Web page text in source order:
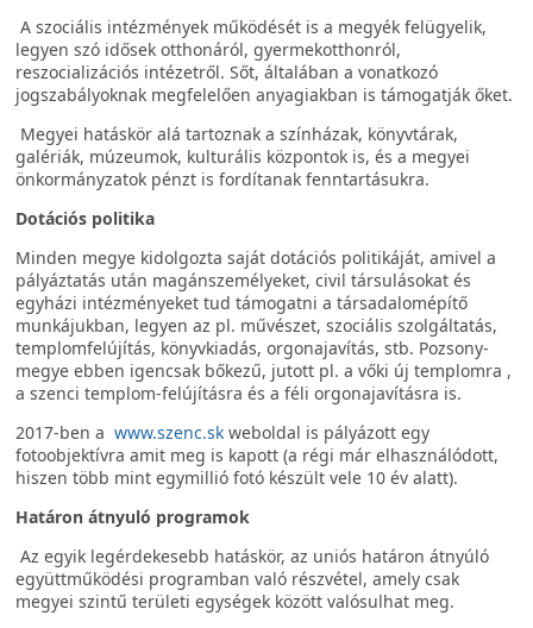
A szociális intézmények működését is a megyék felügyelik,
legyen szó idősek otthonáról, gyermekotthonról,
reszocializációs intézetről. Sőt, általában a vonatkozó
jogszabályoknak megfelelően anyagiakban is támogatják őket.
Megyei hatáskör alá tartoznak a színházak, könyvtárak,
galériák, múzeumok, kulturális központok is, és a megyei
önkormányzatok pénzt is fordítanak fenntartásukra.
Dotációs politika
Minden megye kidolgozta saját dotációs politikáját, amivel a
pályáztatás után magánszemélyeket, civil társulásokat és
egyházi intézményeket tud támogatni a társadalomépítő
munkájukban, legyen az pl. művészet, szociális szolgáltatás,
templomfelújítás, könyvkiadás, orgonajavítás, stb. Pozsony-
megye ebben igencsak bőkezű, jutott pl. a vőki új templomra ,
a szenci templom-felújításra és a féli orgonajavításra is.
2017-ben a www.szenc.sk weboldal is pályázott egy
fotoobjektívra amit meg is kapott (a régi már elhasználódott,
hiszen több mint egymillió fotó készült vele 10 év alatt).
Határon átnyuló programok
Az egyik legérdekesebb hatáskör, az uniós határon átnyúló
együttműködési programban való részvétel, amely csak
megyei szintű területi egységek között valósulhat meg.